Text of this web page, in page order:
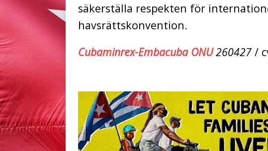
säkerställa respekten för
havsrättskonvention.
Cubaminrex-Embacuba ONU260427 /